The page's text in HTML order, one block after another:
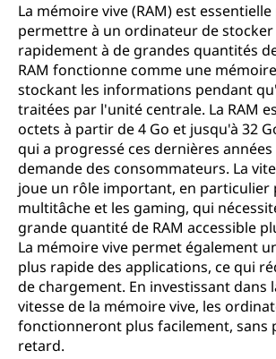
La mémoire vive (RAM) est
permettre à un ordinateur de stocker
rapidement à de grandes quantités
RAM fonctionne comme une
stockant les informations pendant
traitées par l'unité centrale. La RAM
octets à partir de 4 Go et jusqu'à 32
qui a progressé ces dernières
demande des consommateurs. La
joue un rôle important, en particulier
multitâche et les gaming, qui
grande quantité de RAM accessible
La mémoire vive permet également
plus rapide des applications, ce qui
de chargement. En investissant dans
vitesse de la mémoire vive, les
fonctionneront plus facilement, sans
retard.